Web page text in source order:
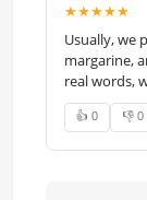
★★★★★
Usually, we
margarine,
real words,
👍 0 👎 0